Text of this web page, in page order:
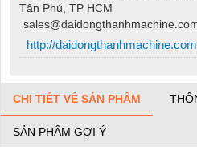
Tân Phú, TP HCM
http://daidongthanhmachine.com
CHI TIẾT VỀ SẢN PHẨM
SẢN PHẨM GỢI Ý